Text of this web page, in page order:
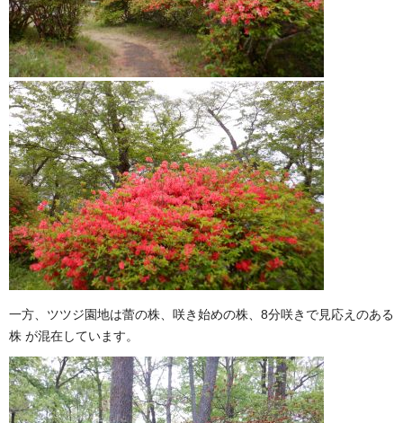
一方、ツツジ園地は蕾の株、咲き始めの株、8分咲きで見応えのある
株 が混在しています。